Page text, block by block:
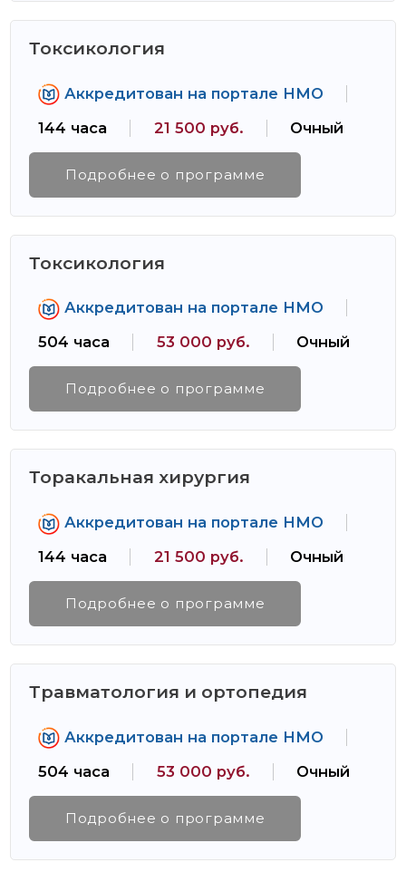
Токсикология
Аккредитован на портале НМО
144 часа
21 500 руб. Очный
Подробнее о программе
Токсикология
Аккредитован на портале НМО
504 часа
53 000 руб. Очный
Подробнее о программе
Торакальная хирургия
Аккредитован на портале НМО
144 часа
21 500 руб. Очный
Подробнее о программе
Травматология и ортопедия
Аккредитован на портале НМО
504 часа
53 000 руб. Очный
Подробнее о программе